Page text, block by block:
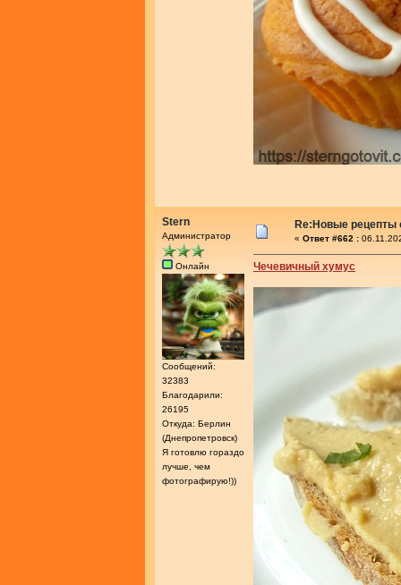
Stern
Администратор
Онлайн
Сообщений:
32383
Благодарили:
26195
Откуда: Берлин
(Днепропетровск)
Я готовлю гораздо
лучше, чем
фотографирую!))
Re:Новые рецепты
« Ответ #662 :
Чечевичный хумус